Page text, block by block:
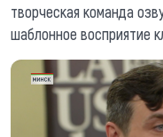
творческая команда
шаблонное восприятие